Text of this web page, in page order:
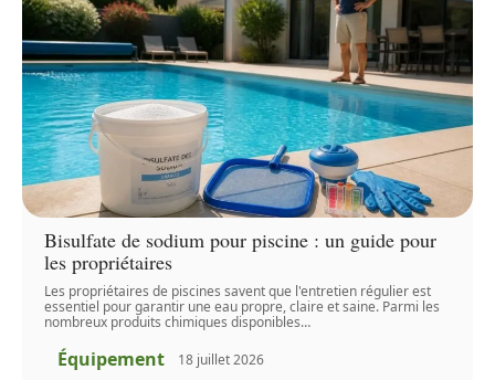
Bisulfate de sodium pour piscine : un guide pour
les propriétaires
Les propriétaires de piscines savent que l'entretien régulier est
essentiel pour garantir une eau propre, claire et saine. Parmi les
nombreux produits chimiques disponibles…
Équipement 18 juillet 2026